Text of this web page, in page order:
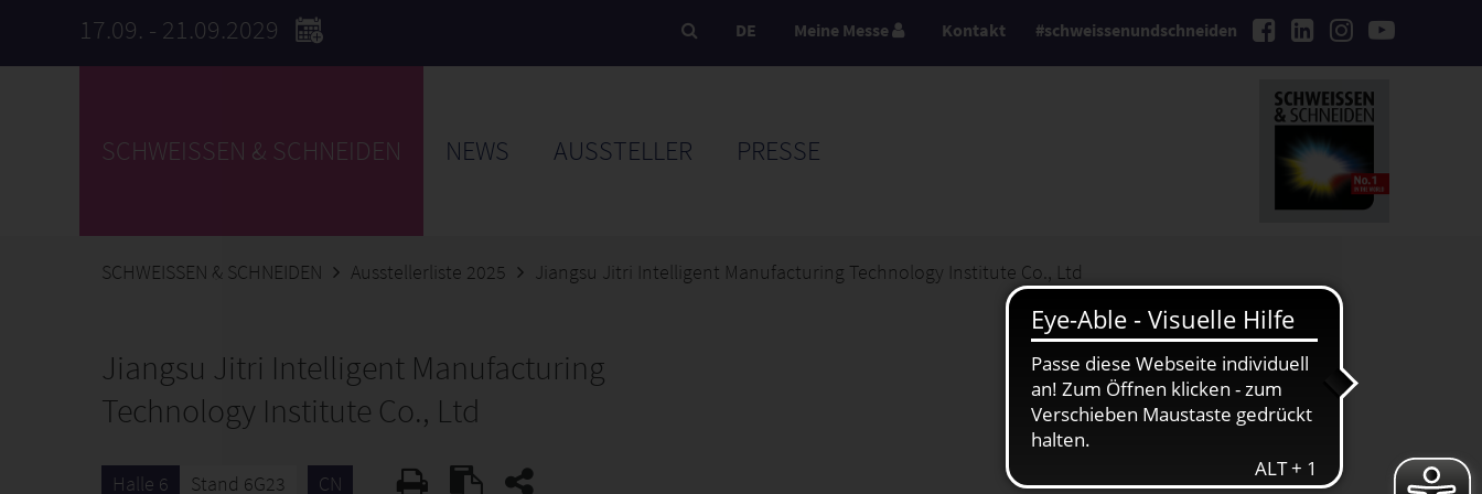
17.09. - 21.09.2029 #schweissenundschneiden
DE Meine Messe Kontakt
SCHWEISSEN & SCHNEIDEN NEWS AUSSTELLER PRESSE
SCHWEISSEN & SCHNEIDEN Ausstellerliste 2025 Jiangsu Jitri Intelligent Manufacturing Technology Institute Co., Ltd
Jiangsu Jitri Intelligent Manufacturing
Technology Institute Co., Ltd
Halle 6 Stand 6G23 CN